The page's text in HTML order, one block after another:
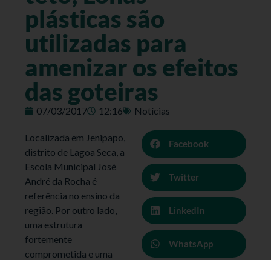
plásticas são
utilizadas para
amenizar os efeitos
das goteiras
07/03/2017 12:16 Notícias
Localizada em Jenipapo,
distrito de Lagoa Seca, a
Escola Municipal José
André da Rocha é
referência no ensino da
região. Por outro lado,
uma estrutura
fortemente
comprometida e uma
Facebook
Twitter
LinkedIn
WhatsApp